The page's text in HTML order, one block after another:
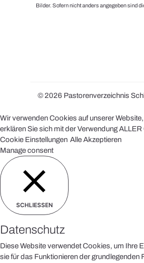
Bilder. Sofern nicht anders angegeben sind
© 2026 Pastorenverzeichnis
Wir verwenden Cookies auf unserer
erklären Sie sich mit der Verwendung
Cookie Einstellungen Alle Akzeptieren
Manage consent
SCHLIESSEN
Datenschutz
Diese Website verwendet Cookies, um Ihre
sie für das Funktionieren der grundlegenden